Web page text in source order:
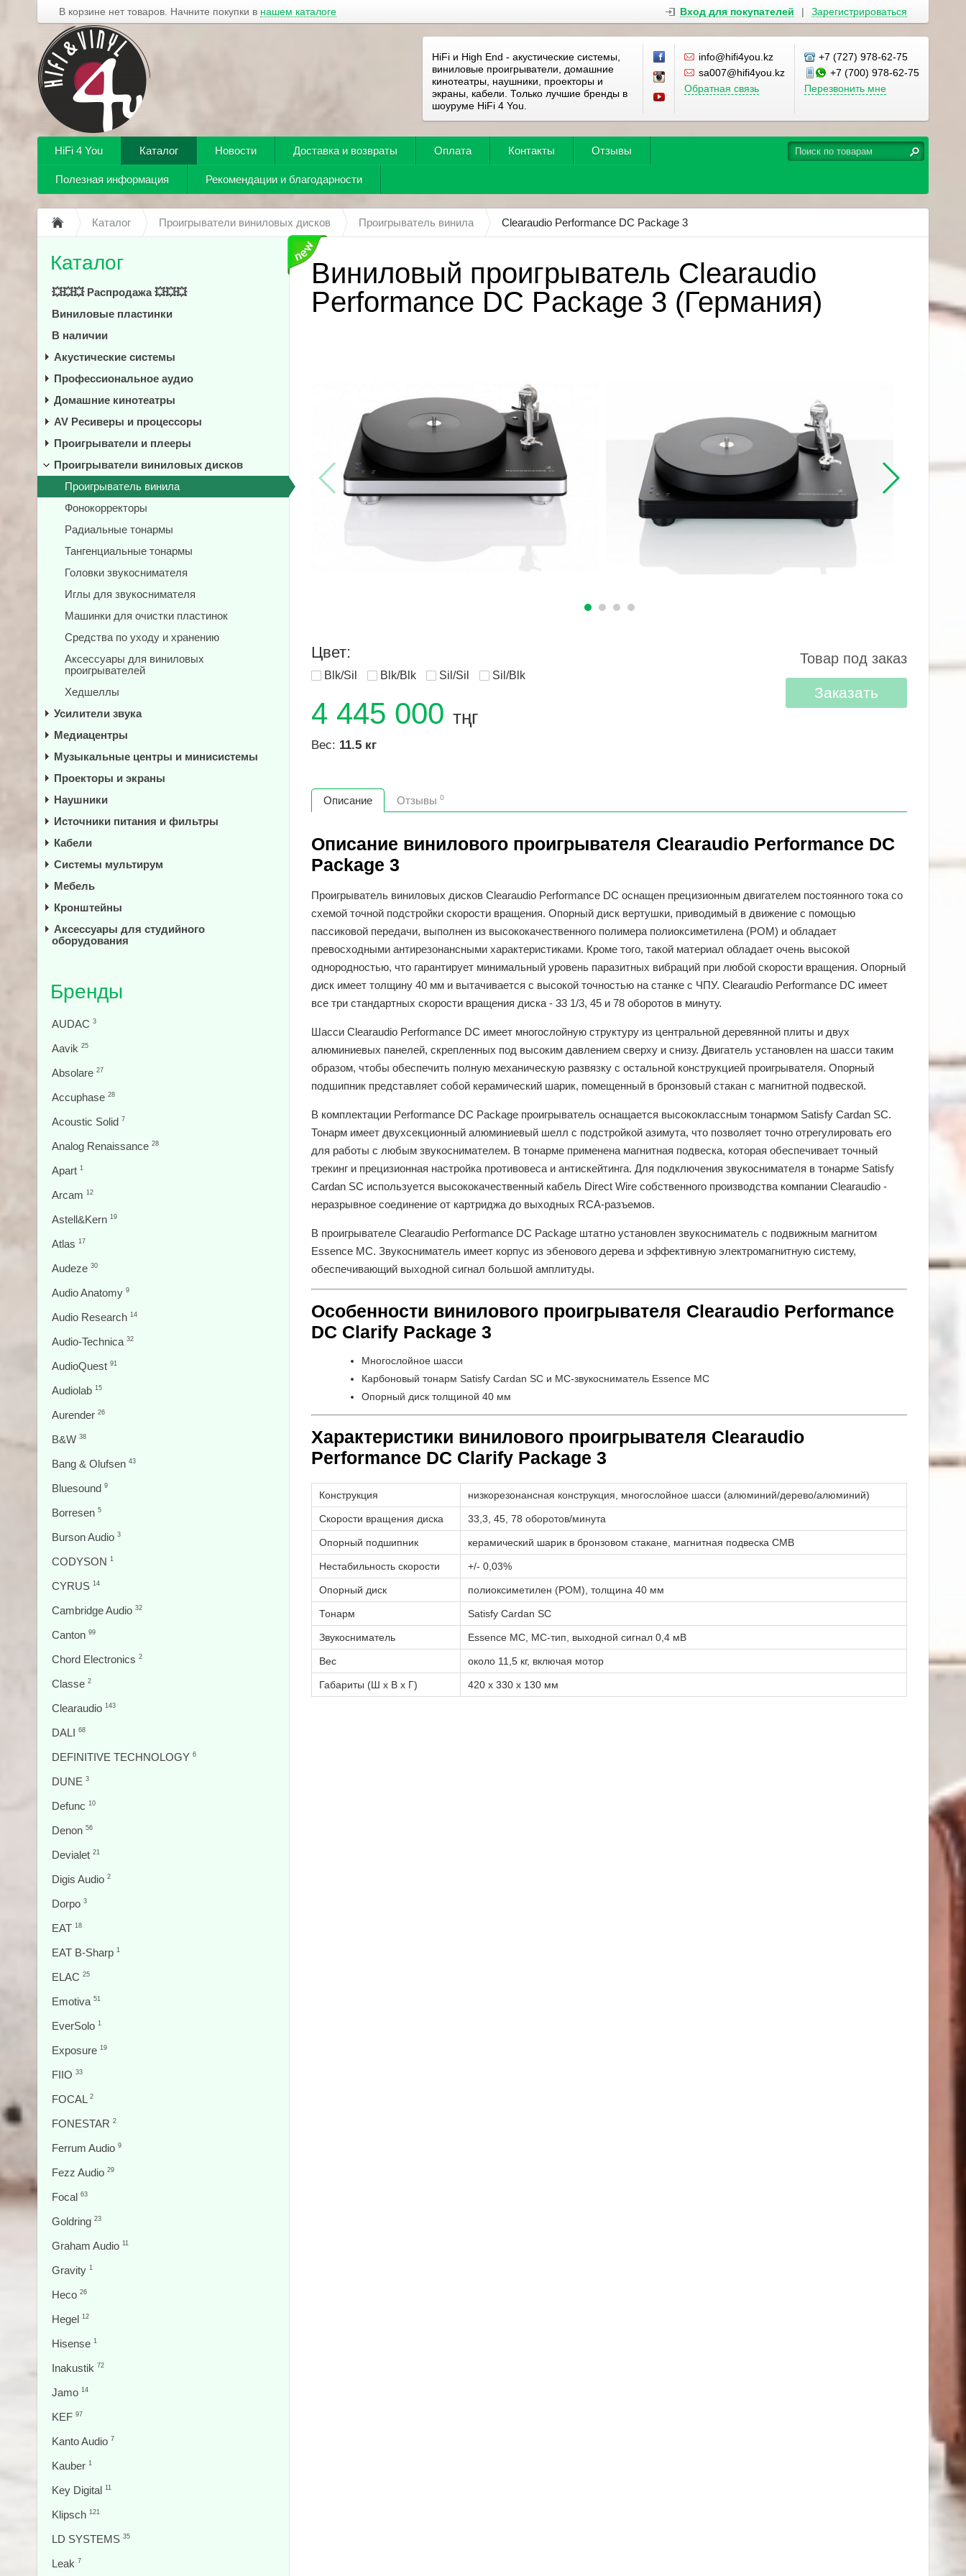
В корзине нет товаров. Начните покупки в нашем каталоге Вход для покупателей | Зарегистрироваться
HiFi и High End - акустические системы,
виниловые проигрыватели, домашние
кинотеатры, наушники, проекторы и
экраны, кабели. Только лучшие бренды в
шоуруме HiFi 4 You.
info@hifi4you.kz
sa007@hifi4you.kz
Обратная связь
+7 (727) 978-62-75
+7 (700) 978-62-75
Перезвонить мне
HiFi 4 You Каталог Новости Доставка и возвраты Оплата Контакты Отзывы
Полезная информация Рекомендации и благодарности
Каталог Проигрыватели виниловых дисков Проигрыватель винила Clearaudio Performance DC Package 3
Виниловый проигрыватель Clearaudio
Performance DC Package 3 (Германия)
Цвет:
Blk/Sil Blk/Blk Sil/Sil Sil/Blk
4 445 000 тңг
Вес: 11.5 кг
Товар под заказ
Заказать
Описание Отзывы 0
Описание винилового проигрывателя Clearaudio Performance DC
Package 3
Проигрыватель виниловых дисков Clearaudio Performance DC оснащен прецизионным двигателем постоянного тока со
схемой точной подстройки скорости вращения. Опорный диск вертушки, приводимый в движение с помощью
пассиковой передачи, выполнен из высококачественного полимера полиоксиметилена (POM) и обладает
превосходными антирезонансными характеристиками. Кроме того, такой материал обладает очень высокой
однородностью, что гарантирует минимальный уровень паразитных вибраций при любой скорости вращения. Опорный
диск имеет толщину 40 мм и вытачивается с высокой точностью на станке с ЧПУ. Clearaudio Performance DC имеет
все три стандартных скорости вращения диска - 33 1/3, 45 и 78 оборотов в минуту.
Шасси Clearaudio Performance DC имеет многослойную структуру из центральной деревянной плиты и двух
алюминиевых панелей, скрепленных под высоким давлением сверху и снизу. Двигатель установлен на шасси таким
образом, чтобы обеспечить полную механическую развязку с остальной конструкцией проигрывателя. Опорный
подшипник представляет собой керамический шарик, помещенный в бронзовый стакан с магнитной подвеской.
В комплектации Performance DC Package проигрыватель оснащается высококлассным тонармом Satisfy Cardan SC.
Тонарм имеет двухсекционный алюминиевый шелл с подстройкой азимута, что позволяет точно отрегулировать его
для работы с любым звукоснимателем. В тонарме применена магнитная подвеска, которая обеспечивает точный
трекинг и прецизионная настройка противовеса и антискейтинга. Для подключения звукоснимателя в тонарме Satisfy
Cardan SC используется высококачественный кабель Direct Wire собственного производства компании Clearaudio -
неразрывное соединение от картриджа до выходных RCA-разъемов.
В проигрывателе Clearaudio Performance DC Package штатно установлен звукосниматель с подвижным магнитом
Essence МС. Звукосниматель имеет корпус из эбенового дерева и эффективную электромагнитную систему,
обеспечивающий выходной сигнал большой амплитуды.
Особенности винилового проигрывателя Clearaudio Performance
DC Clarify Package 3
Многослойное шасси
Карбоновый тонарм Satisfy Cardan SC и МC-звукосниматель Essence МС
Опорный диск толщиной 40 мм
Характеристики винилового проигрывателя Clearaudio
Performance DC Clarify Package 3
Конструкция низкорезонансная конструкция, многослойное шасси (алюминий/дерево/алюминий)
Скорости вращения диска 33,3, 45, 78 оборотов/минута
Опорный подшипник керамический шарик в бронзовом стакане, магнитная подвеска CMB
Нестабильность скорости +/- 0,03%
Опорный диск полиоксиметилен (POM), толщина 40 мм
Тонарм Satisfy Cardan SC
Звукосниматель Essence МС, MC-тип, выходной сигнал 0,4 мВ
Вес около 11,5 кг, включая мотор
Габариты (Ш х В х Г) 420 х 330 х 130 мм
Каталог
💥💥💥 Распродажа 💥💥💥
Виниловые пластинки
В наличии
Акустические системы
Профессиональное аудио
Домашние кинотеатры
AV Ресиверы и процессоры
Проигрыватели и плееры
Проигрыватели виниловых дисков
Проигрыватель винила
Фонокорректоры
Радиальные тонармы
Тангенциальные тонармы
Головки звукоснимателя
Иглы для звукоснимателя
Машинки для очистки пластинок
Средства по уходу и хранению
Аксессуары для виниловых
проигрывателей
Хедшеллы
Усилители звука
Медиацентры
Музыкальные центры и минисистемы
Проекторы и экраны
Наушники
Источники питания и фильтры
Кабели
Системы мультирум
Мебель
Кронштейны
Аксессуары для студийного
оборудования
Бренды
AUDAC 3
Aavik 25
Absolare 27
Accuphase 28
Acoustic Solid 7
Analog Renaissance 28
Apart 1
Arcam 12
Astell&Kern 19
Atlas 17
Audeze 30
Audio Anatomy 9
Audio Research 14
Audio-Technica 32
AudioQuest 91
Audiolab 15
Aurender 26
B&W 38
Bang & Olufsen 43
Bluesound 9
Borresen 5
Burson Audio 3
CODYSON 1
CYRUS 14
Cambridge Audio 32
Canton 99
Chord Electronics 2
Classe 2
Clearaudio 143
DALI 68
DEFINITIVE TECHNOLOGY 6
DUNE 3
Defunc 10
Denon 56
Devialet 21
Digis Audio 2
Dorpo 3
EAT 18
EAT B-Sharp 1
ELAC 25
Emotiva 51
EverSolo 1
Exposure 19
FIIO 33
FOCAL 2
FONESTAR 2
Ferrum Audio 9
Fezz Audio 29
Focal 63
Goldring 23
Graham Audio 11
Gravity 1
Heco 26
Hegel 12
Hisense 1
Inakustik 72
Jamo 14
KEF 97
Kanto Audio 7
Kauber 1
Key Digital 11
Klipsch 121
LD SYSTEMS 35
Leak 7